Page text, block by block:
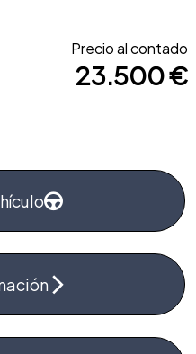
Precio al contado
23.500 €